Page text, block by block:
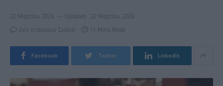
22 Μαρτίου, 2026 Updated: 22 Μαρτίου, 2026
Δεν υπάρχουν Σχόλια 11 Mins Read
Facebook Twitter LinkedIn